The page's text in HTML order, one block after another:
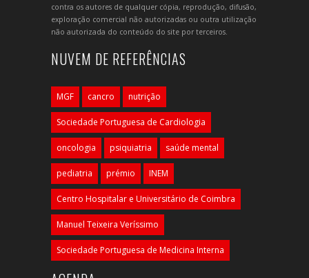
contra os autores de qualquer cópia, reprodução, difusão,
exploração comercial não autorizadas ou outra utilização
não autorizada do conteúdo do site por terceiros.
NUVEM DE REFERÊNCIAS
MGF cancro nutrição
Sociedade Portuguesa de Cardiologia
oncologia psiquiatria saúde mental
pediatria prémio INEM
Centro Hospitalar e Universitário de Coimbra
Manuel Teixeira Veríssimo
Sociedade Portuguesa de Medicina Interna